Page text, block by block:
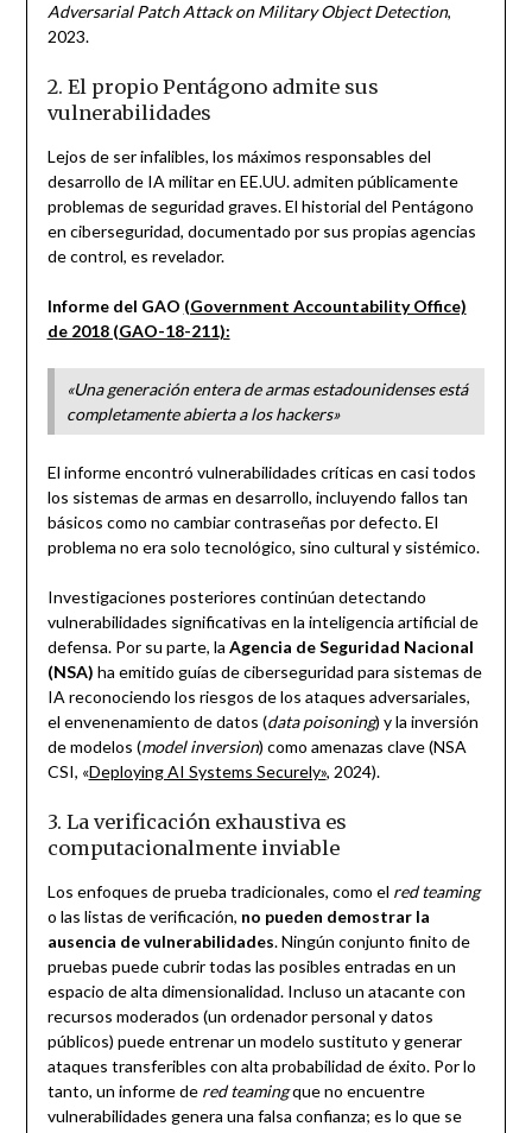
Adversarial Patch Attack on Military Object Detection,
2023.
2. El propio Pentágono admite sus
vulnerabilidades
Lejos de ser infalibles, los máximos responsables del
desarrollo de IA militar en EE.UU. admiten públicamente
problemas de seguridad graves. El historial del Pentágono
en ciberseguridad, documentado por sus propias agencias
de control, es revelador.
Informe del GAO (Government Accountability Office)
de 2018 (GAO-18-211):
«Una generación entera de armas estadounidenses está
completamente abierta a los hackers»
El informe encontró vulnerabilidades críticas en casi todos
los sistemas de armas en desarrollo, incluyendo fallos tan
básicos como no cambiar contraseñas por defecto. El
problema no era solo tecnológico, sino cultural y sistémico.
Investigaciones posteriores continúan detectando
vulnerabilidades significativas en la inteligencia artificial de
defensa. Por su parte, la Agencia de Seguridad Nacional
(NSA) ha emitido guías de ciberseguridad para sistemas de
IA reconociendo los riesgos de los ataques adversariales,
el envenenamiento de datos (data poisoning) y la inversión
de modelos (model inversion) como amenazas clave (NSA
CSI, «Deploying AI Systems Securely», 2024).
3. La verificación exhaustiva es
computacionalmente inviable
Los enfoques de prueba tradicionales, como el red teaming
o las listas de verificación, no pueden demostrar la
ausencia de vulnerabilidades. Ningún conjunto finito de
pruebas puede cubrir todas las posibles entradas en un
espacio de alta dimensionalidad. Incluso un atacante con
recursos moderados (un ordenador personal y datos
públicos) puede entrenar un modelo sustituto y generar
ataques transferibles con alta probabilidad de éxito. Por lo
tanto, un informe de red teamingque no encuentre
vulnerabilidades genera una falsa confianza; es lo que se